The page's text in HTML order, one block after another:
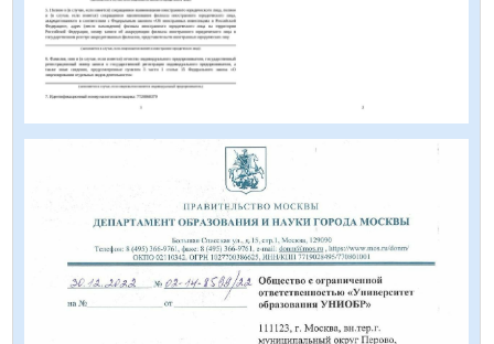
Оставьте заявку в течение этой
недели и получите скидку 30% на
обучение по всем направлениям
Один шаг - скидка ваша
+7
ПОЛУЧИТЬ СКИДКУ